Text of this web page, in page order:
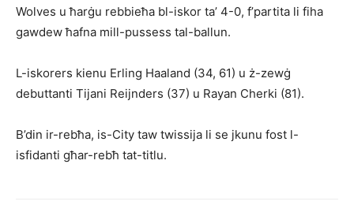
Wolves u ħarġu rebbieħa bl-iskor ta’ 4-0, f’partita li fiha
gawdew ħafna mill-pussess tal-ballun.
L-iskorers kienu Erling Haaland (34, 61) u ż-zewġ
debuttanti Tijani Reijnders (37) u Rayan Cherki (81).
B’din ir-rebħa, is-City taw twissija li se jkunu fost l-
isfidanti għar-rebħ tat-titlu.